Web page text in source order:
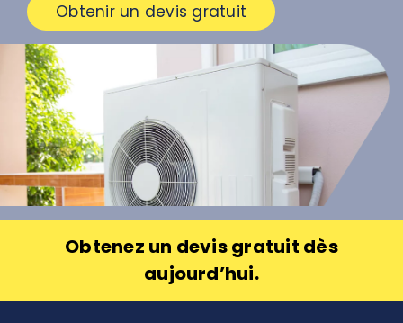
Obtenir un devis gratuit
Obtenez un devis gratuit dès
aujourd’hui.